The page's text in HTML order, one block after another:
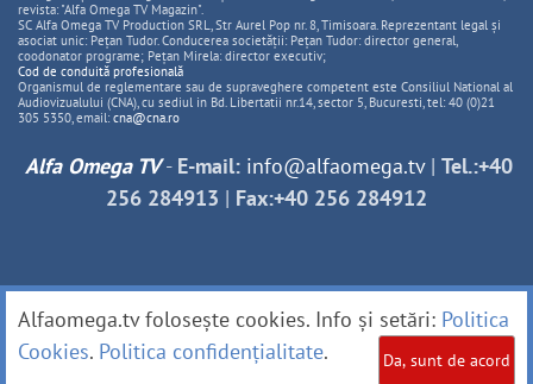
revista: "Alfa Omega TV Magazin".
SC Alfa Omega TV Production SRL, Str Aurel Pop nr. 8, Timisoara. Reprezentant legal și
asociat unic: Pețan Tudor. Conducerea societății: Pețan Tudor: director general,
coodonator programe; Pețan Mirela: director executiv;
Cod de conduită profesională
Organismul de reglementare sau de supraveghere competent este Consiliul National al
Audiovizualului (CNA), cu sediul in Bd. Libertatii nr.14, sector 5, Bucuresti, tel: 40 (0)21
305 5350, email: cna@cna.ro
Alfa Omega TV- E-mail: info@alfaomega.tv| Tel.:+40
256 284913 | Fax:+40 256 284912
Alfaomega.tv folosește cookies. Info și setări: Politica
Cookies. Politica confidențialitate. Da, sunt de acord